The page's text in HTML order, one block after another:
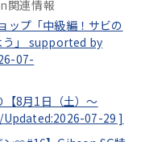
関連情報
ップ「中級編！サビの
う」 supported by
07-
【8月1日（土）～
Updated:2026-07-29 ]